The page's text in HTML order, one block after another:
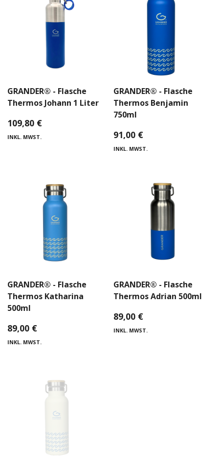
GRANDER® - Flasche
Thermos Johann 1 Liter
109,80 €
INKL. MWST.
GRANDER® - Flasche
Thermos Benjamin
750ml
91,00 €
INKL. MWST.
GRANDER® - Flasche
Thermos Katharina
500ml
89,00 €
INKL. MWST.
GRANDER® - Flasche
Thermos Adrian 500ml
89,00 €
INKL. MWST.